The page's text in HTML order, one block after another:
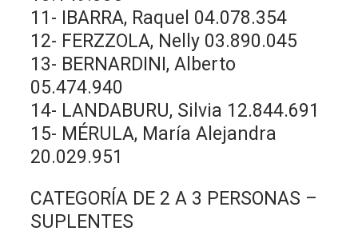
11- IBARRA, Raquel 04.078.354
12- FERZZOLA, Nelly 03.890.045
13- BERNARDINI, Alberto
05.474.940
14- LANDABURU, Silvia 12.844.691
15- MÉRULA, María Alejandra
20.029.951
CATEGORÍA DE 2 A 3 PERSONAS –
SUPLENTES